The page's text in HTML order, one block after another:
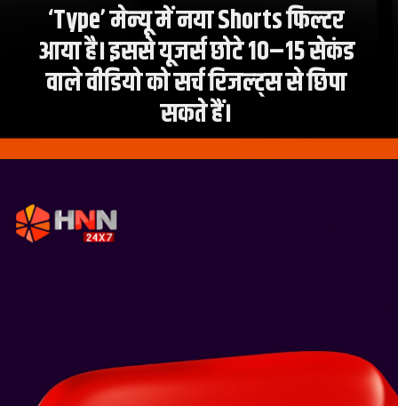
‘Type’ मेन्यू में नया Shorts फिल्टर
आया है। इससे यूजर्स छोटे 10–15 सेकंड
वाले वीडियो को सर्च रिजल्ट्स से छिपा